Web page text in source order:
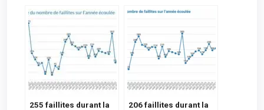
255 faillites durant la
206 faillites durant la